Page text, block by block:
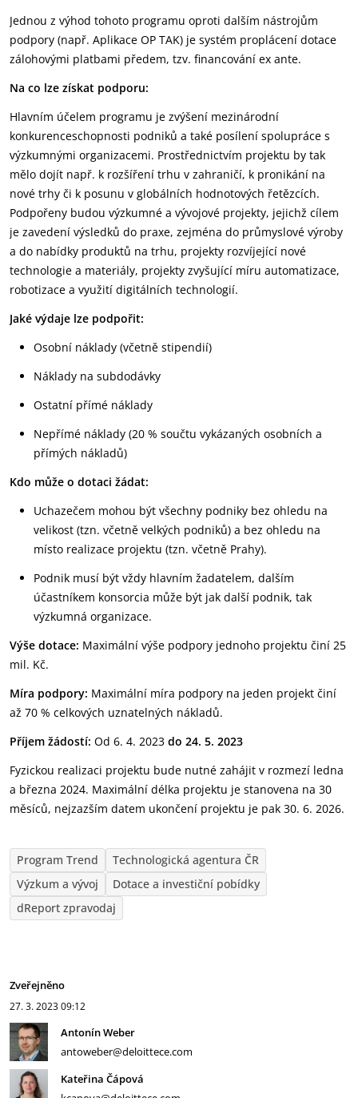
Jednou z výhod tohoto programu oproti dalším nástrojům
podpory (např. Aplikace OP TAK) je systém proplácení dotace
zálohovými platbami předem, tzv. financování ex ante.
Na co lze získat podporu:
Hlavním účelem programu je zvýšení mezinárodní
konkurenceschopnosti podniků a také posílení spolupráce s
výzkumnými organizacemi. Prostřednictvím projektu by tak
mělo dojít např. k rozšíření trhu v zahraničí, k pronikání na
nové trhy či k posunu v globálních hodnotových řetězcích.
Podpořeny budou výzkumné a vývojové projekty, jejichž cílem
je zavedení výsledků do praxe, zejména do průmyslové výroby
a do nabídky produktů na trhu, projekty rozvíjející nové
technologie a materiály, projekty zvyšující míru automatizace,
robotizace a využití digitálních technologií.
Jaké výdaje lze podpořit:
Osobní náklady (včetně stipendií)
Náklady na subdodávky
Ostatní přímé náklady
Nepřímé náklady (20 % součtu vykázaných osobních a
přímých nákladů)
Kdo může o dotaci žádat:
Uchazečem mohou být všechny podniky bez ohledu na
velikost (tzn. včetně velkých podniků) a bez ohledu na
místo realizace projektu (tzn. včetně Prahy).
Podnik musí být vždy hlavním žadatelem, dalším
účastníkem konsorcia může být jak další podnik, tak
výzkumná organizace.
Výše dotace: Maximální výše podpory jednoho projektu činí 25
mil. Kč.
Míra podpory: Maximální míra podpory na jeden projekt činí
až 70 % celkových uznatelných nákladů.
Příjem žádostí: Od 6. 4. 2023 do 24. 5. 2023
Fyzickou realizaci projektu bude nutné zahájit v rozmezí ledna
a března 2024. Maximální délka projektu je stanovena na 30
měsíců, nejzazším datem ukončení projektu je pak 30. 6. 2026.
Program Trend
Technologická agentura ČR
Výzkum a vývoj
Dotace a investiční pobídky
dReport zpravodaj
Zveřejněno
27. 3. 202309:12
Antonín Weber
antoweber@deloittece.com
Kateřina Čápová